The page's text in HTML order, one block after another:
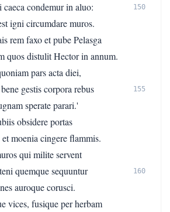
caeca condemur in aluo:
150
igni circumdare muros.
rem faxo et pube Pelasga
quos distulit Hector in annum.
pars acta diei,
gestis corpora rebus
155
sperate parari.'
obsidere portas
moenia cingere flammis.
qui milite servent
quemque sequuntur
160
auroque corusci.
vices, fusique per herbam